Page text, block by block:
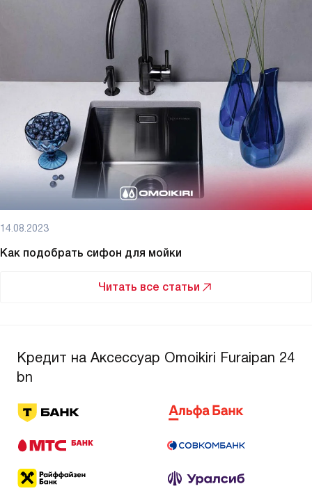
14.08.2023
Как подобрать сифон для мойки
Читать все статьи
Кредит на Аксессуар Omoikiri Furaipan 24
bn